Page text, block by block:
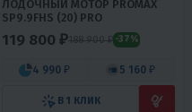
ЛОДОЧНЫЙ МОТОР PROMAX
SP9.9FHS (20) PRO
119 800 ₽188 900 ₽ -37%
4 990 ₽ 5 160 ₽
В 1 КЛИК